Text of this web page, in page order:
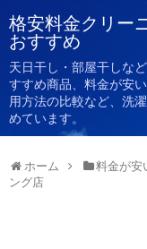
格安料金クリー
おすすめ
天日干し・部屋干しな
すすめ商品、料金が安
用方法の比較など、洗
めています。
ホーム 料金が安
ング店